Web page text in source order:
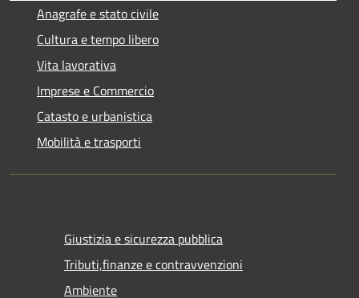
Anagrafe e stato civile
Cultura e tempo libero
Vita lavorativa
Imprese e Commercio
Catasto e urbanistica
Mobilità e trasporti
Giustizia e sicurezza pubblica
Tributi,finanze e contravvenzioni
Ambiente